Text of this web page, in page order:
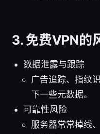
3. 免费VPN的
数据泄露与跟踪
广告追踪、指纹
下一些元数据。
可靠性风险
服务器常常掉线